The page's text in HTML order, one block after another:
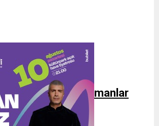
Soğuyor, Alt Katmanlar